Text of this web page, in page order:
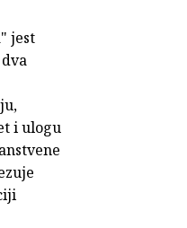
" jest
i ulogu